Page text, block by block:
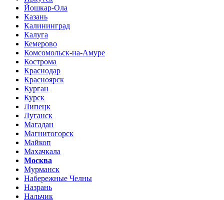
Йошкар-Ола
Казань
Калининград
Калуга
Кемерово
Комсомольск-на-Амуре
Кострома
Краснодар
Красноярск
Курган
Курск
Липецк
Луганск
Магадан
Магнитогорск
Майкоп
Махачкала
Москва
Мурманск
Набережные Челны
Назрань
Нальчик